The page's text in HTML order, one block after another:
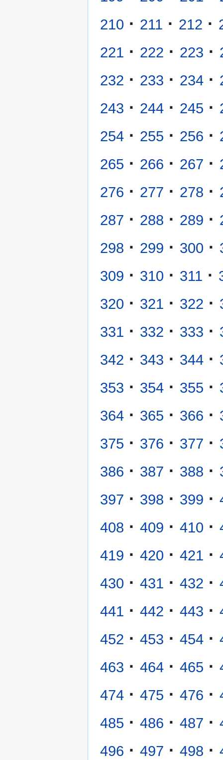
210 · 211 · 212 ·
221 · 222 · 223 ·
232 · 233 · 234 ·
243 · 244 · 245 ·
254 · 255 · 256 ·
265 · 266 · 267 ·
276 · 277 · 278 ·
287 · 288 · 289 ·
298 · 299 · 300 ·
309 · 310 · 311 ·
320 · 321 · 322 ·
331 · 332 · 333 ·
342 · 343 · 344 ·
353 · 354 · 355 ·
364 · 365 · 366 ·
375 · 376 · 377 ·
386 · 387 · 388 ·
397 · 398 · 399 ·
408 · 409 · 410 ·
419 · 420 · 421 ·
430 · 431 · 432 ·
441 · 442 · 443 ·
452 · 453 · 454 ·
463 · 464 · 465 ·
474 · 475 · 476 ·
485 · 486 · 487 ·
496 · 497 · 498 ·